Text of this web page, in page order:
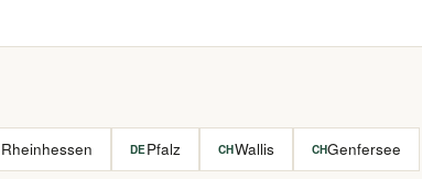
Rheinhessen DE Pfalz CHWallis CHGenfersee